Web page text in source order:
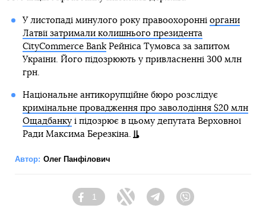
У листопаді минулого року правоохоронні органи
Латвії затримали колишнього президента
CityCommerce BankРейніса Тумовса за запитом
України. Його підозрюють у привласненні 300 млн
грн.
Національне антикорупційне бюро розслідує
кримінальне провадження про заволодіння $20 млн
Ощадбанкуі підозрює в цьому депутата Верховної
Ради Максима Березкіна.
Автор: Олег Панфілович
Facebook
1
Twitter Telegram